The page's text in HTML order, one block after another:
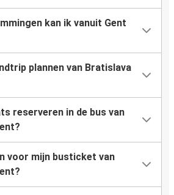
kan ik vanuit Gent
plannen van Bratislava
reserveren in de bus van
voor mijn busticket van